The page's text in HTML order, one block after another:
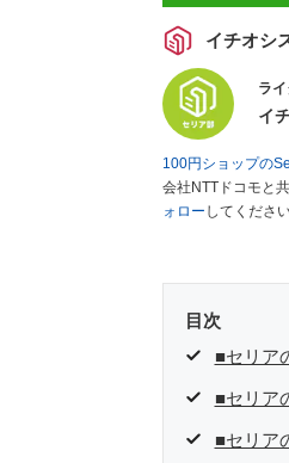
イチオシ
ラ
イ
100円ショップの
会社NTTドコモと
ォロー してくださ
目次
■セリア
■セリア
■セリア